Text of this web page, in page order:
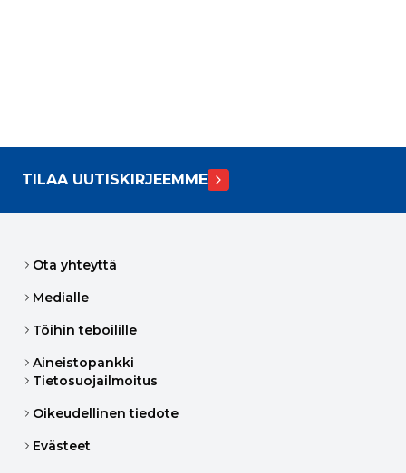
TILAA UUTISKIRJEEMME
Ota yhteyttä
Medialle
Töihin teboilille
Aineistopankki
Tietosuojailmoitus
Oikeudellinen tiedote
Evästeet